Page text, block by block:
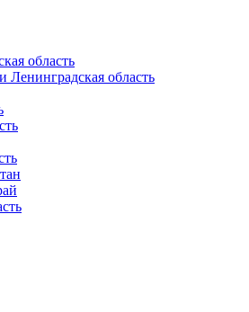
область
Ленинградская область